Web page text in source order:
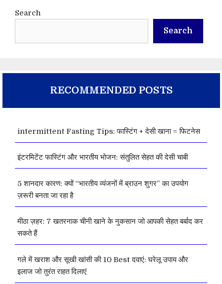
Search
Search
RECOMMENDED POSTS
intermittent Fasting Tips: फास्टिंग + देसी खाना = फिटनेस
इंटरमिटेंट फास्टिंग और भारतीय भोजन: संतुलित सेहत की देसी चाबी
5 शानदार कारण: क्यों “भारतीय व्यंजनों में ब्राउन शुगर” का उपयोग
ज़रूरी बनता जा रहा है
मीठा ज़हर: 7 खतरनाक चीनी खाने के नुकसान जो आपकी सेहत बर्बाद कर
सकते हैं
गले में खराश और सूखी खांसी की 10 Best दवाएं: घरेलू उपाय और
इलाज जो तुरंत राहत दिलाएं